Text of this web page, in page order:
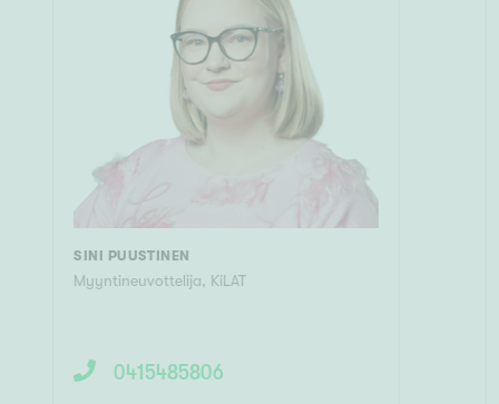
SINI PUUSTINEN
Myyntineuvottelija, KiLAT
0415485806